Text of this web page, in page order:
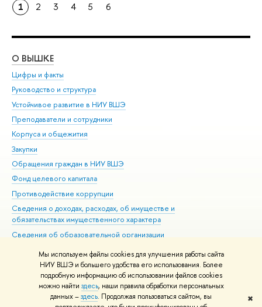
Мы используем файлы cookies для улучшения работы сайта
НИУ ВШЭ и большего удобства его использования. Более
подробную информацию об использовании файлов cookies
можно найти здесь, наши правила обработки персональных
данных –здесь. Продолжая пользоваться сайтом, вы
✖
1 2 3 4 5 6
О ВЫШКЕ
Цифры и факты
Руководство и структура
Устойчивое развитие в НИУ ВШЭ
Преподаватели и сотрудники
Корпуса и общежития
Закупки
Обращения граждан в НИУ ВШЭ
Фонд целевого капитала
Противодействие коррупции
Сведения о доходах, расходах, об имуществе и
обязательствах имущественного характера
Сведения об образовательной организации
Людям с ограниченными возможностями здоровья
Единая платежная страница
Работа в Вышке